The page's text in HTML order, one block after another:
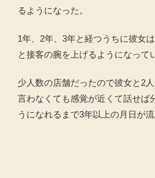
るようになった。
1年、2年、3年と経つうちに彼女
と接客の腕を上げるようになって
少人数の店舗だったので彼女と2
言わなくても感覚が近くて話せば
うになれるまで3年以上の月日が流